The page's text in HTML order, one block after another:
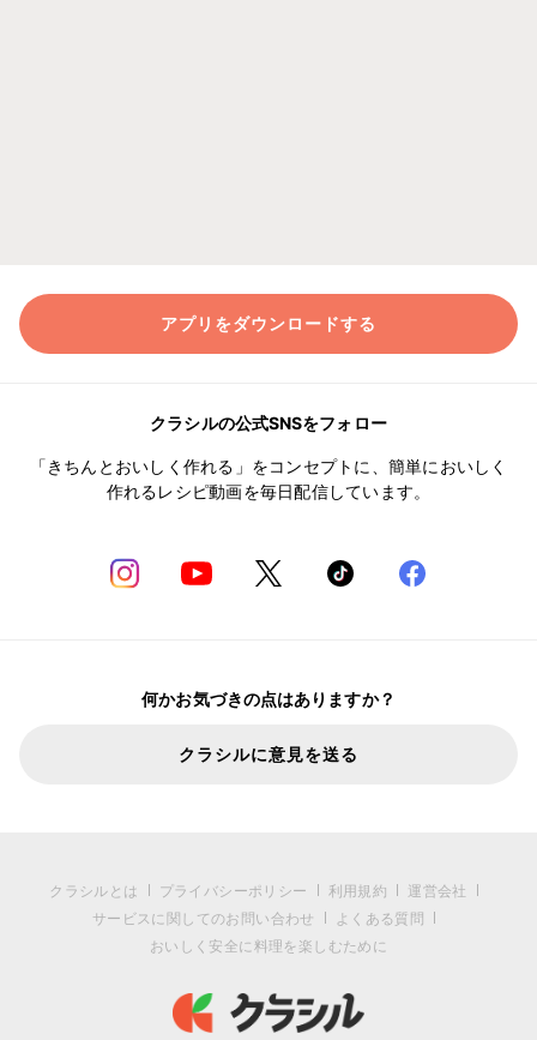
アプリをダウンロードする
クラシルの公式SNSをフォロー
「きちんとおいしく作れる」をコンセプトに、簡単においしく
作れるレシピ動画を毎日配信しています。
何かお気づきの点はありますか？
クラシルに意見を送る
クラシルとは プライバシーポリシー 利用規約
運営会社
サービスに関してのお問い合わせ
よくある質問
おいしく安全に料理を楽しむために